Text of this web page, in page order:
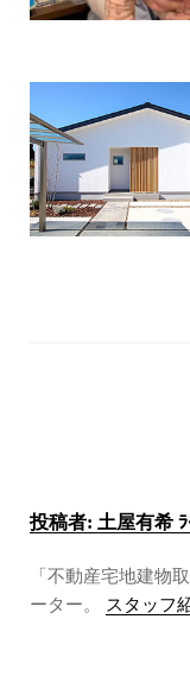
投稿者: 土屋有希 ﾗ
「不動産宅地建物
ーター。
スタッフ